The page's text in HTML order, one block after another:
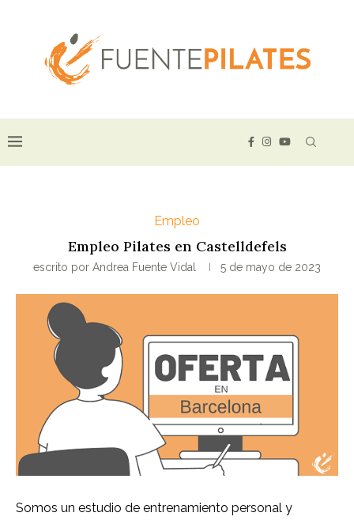
Empleo
Empleo Pilates en Castelldefels
escrito por Andrea Fuente Vidal 5 de mayo de 2023
Somos un estudio de entrenamiento personal y